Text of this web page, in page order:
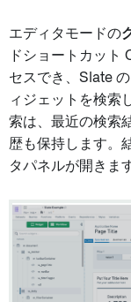
エディタモードの
ドショートカッ
セスでき、Slate
ィジェットを検索
索は、最近の検索
歴も保持します。
タパネルが開きま